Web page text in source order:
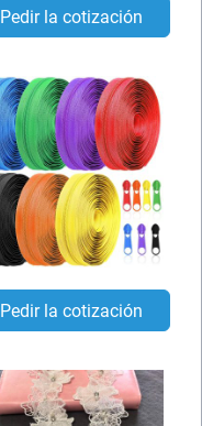
Pedir la cotización
Pedir la cotización